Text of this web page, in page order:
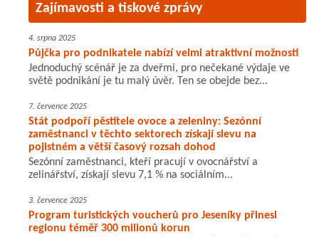
Zajímavosti a tiskové zprávy
4. srpna 2025
Půjčka pro podnikatele nabízí velmi atraktivní možnosti
Jednoduchý scénář je za dveřmi, pro nečekané výdaje ve
světě podnikání je tu malý úvěr. Ten se obejde bez...
7. července 2025
Stát podpoří pěstitele ovoce a zeleniny: Sezónní
zaměstnanci v těchto sektorech získají slevu na
pojistném a větší časový rozsah dohod
Sezónní zaměstnanci, kteří pracují v ovocnářství a
zelinářství, získají slevu 7,1 % na sociálním...
3. července 2025
Program turistických voucherů pro Jeseníky přinesl
regionu téměř 300 milionů korun